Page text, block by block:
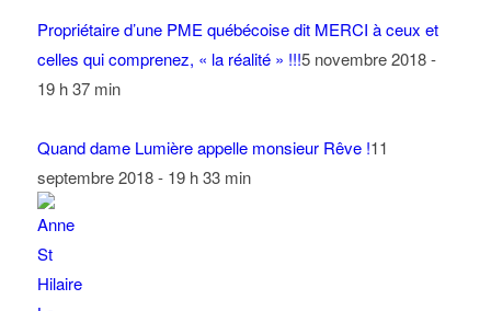
Propriétaire d’une PME québécoise dit MERCI à ceux et
celles qui comprenez, « la réalité » !!!5 novembre 2018 -
19 h 37 min
Quand dame Lumière appelle monsieur Rêve !11
septembre 2018 - 19 h 33 min